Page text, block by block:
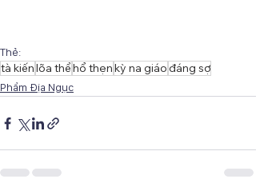
Thẻ:
tà kiếnlõa thểhổ thẹnkỳ na giáođáng sợ
Phẩm Địa Ngục